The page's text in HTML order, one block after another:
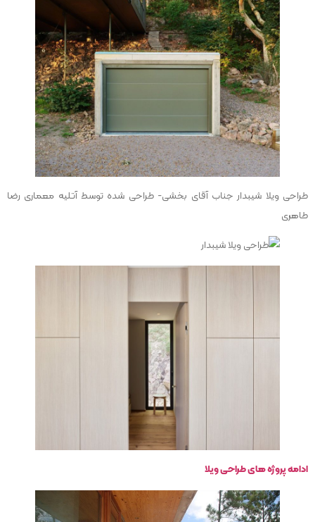
طراحی ویلا شیبدار جناب آقای بخشی- طراحی شده توسط آتلیه معماری رضا
طاهری
ادامه پروژه های طراحی ویلا